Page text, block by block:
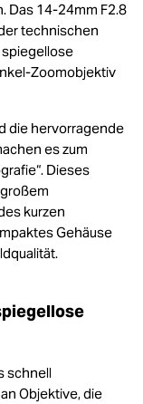
Das 14-24mm F2.8
technischen
Zoomobjektiv
die hervorragende
es zum
Dieses
kurzen
Gehäuse
schnell
Objektive, die